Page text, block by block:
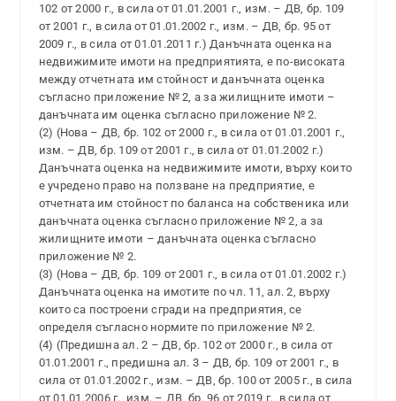
102 от 2000 г., в сила от 01.01.2001 г., изм. – ДВ, бр. 109
от 2001 г., в сила от 01.01.2002 г., изм. – ДВ, бр. 95 от
2009 г., в сила от 01.01.2011 г.) Данъчната оценка на
недвижимите имоти на предприятията, е по-високата
между отчетната им стойност и данъчната оценка
съгласно приложение № 2, а за жилищните имоти –
данъчната им оценка съгласно приложение № 2.
(2) (Нова – ДВ, бр. 102 от 2000 г., в сила от 01.01.2001 г.,
изм. – ДВ, бр. 109 от 2001 г., в сила от 01.01.2002 г.)
Данъчната оценка на недвижимите имоти, върху които
е учредено право на ползване на предприятие, е
отчетната им стойност по баланса на собственика или
данъчната оценка съгласно приложение № 2, а за
жилищните имоти – данъчната оценка съгласно
приложение № 2.
(3) (Нова – ДВ, бр. 109 от 2001 г., в сила от 01.01.2002 г.)
Данъчната оценка на имотите по чл. 11, ал. 2, върху
които са построени сгради на предприятия, се
определя съгласно нормите по приложение № 2.
(4) (Предишна ал. 2 – ДВ, бр. 102 от 2000 г., в сила от
01.01.2001 г., предишна ал. 3 – ДВ, бр. 109 от 2001 г., в
сила от 01.01.2002 г., изм. – ДВ, бр. 100 от 2005 г., в сила
от 01.01.2006 г., изм. – ДВ, бр. 96 от 2019 г., в сила от